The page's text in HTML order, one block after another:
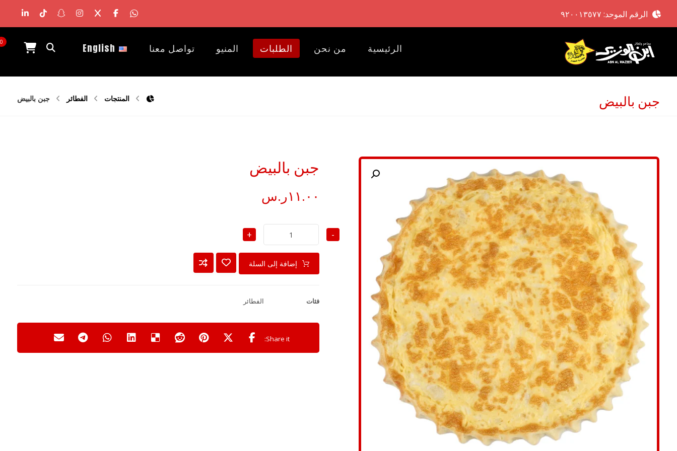
الرقم الموحد: ٩٢٠٠١٣٥٧٧
0 الرئيسية من نحن الطلبات المنيو تواصل معنا English
جبن بالبيض المنتجات الفطائر جبن بالبيض
جبن بالبيض
١١.٠٠ر.س
-
+
إضافة إلى السلة
فئات الفطائر